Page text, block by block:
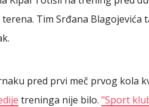
Tim Srđana Blagojevića
pred prvi meč prvog kola
treninga nije bilo. "Sport